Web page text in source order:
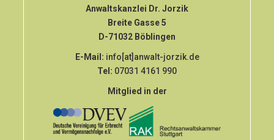
Anwaltskanzlei Dr. Jorzik
Breite Gasse 5
D-71032 Böblingen
E-Mail: info[at]anwalt-jorzik.de
Tel: 07031 4161 990
Mitglied in der